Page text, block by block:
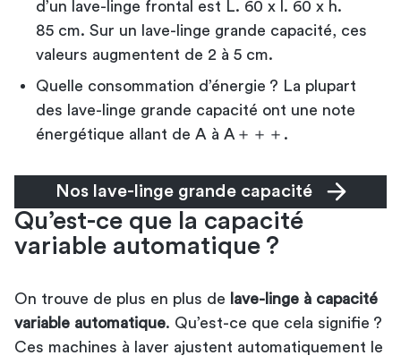
d’un lave-linge frontal est L. 60 x l. 60 x h.
85 cm. Sur un lave-linge grande capacité, ces
valeurs augmentent de 2 à 5 cm.
Quelle consommation d’énergie ? La plupart
des lave-linge grande capacité ont une note
énergétique allant de A à A＋＋＋.
Nos lave-linge grande capacité
Qu’est-ce que la capacité
variable automatique ?
On trouve de plus en plus de
lave-linge à capacité
variable automatique. Qu’est-ce que cela signifie ?
Ces machines à laver ajustent automatiquement le